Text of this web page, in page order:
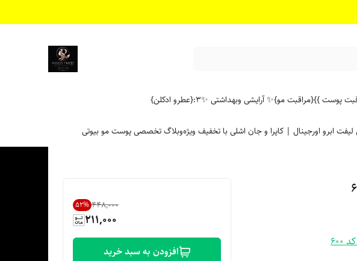
پوست }}{مراقبت مو}✨ آرایشی وبهداشتی ✨۳:{عطرو ادکلن}
ابرو اورجینال | کاپرا و جان اشلی با تخفیف ویژهوبلاگ تخصصی پوست مو بیوتی
۴۴۸٬۰۰۰ 52%
211,000
افزودن به سبد خرید